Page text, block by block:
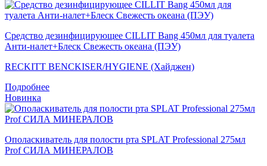
Средство дезинфицирующее CILLIT Bang 450мл для туалета
Анти-налет+Блеск Свежесть океана (ПЭУ)
RECKITT BENCKISER/HYGIENE (Хайджен)
Подробнее
Новинка
Ополаскиватель для полости рта SPLAT Professional 275мл
Prof СИЛА МИНЕРАЛОВ